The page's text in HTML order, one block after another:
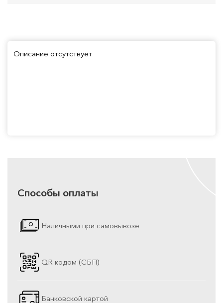
Описание отсутствует
Способы оплаты
Наличными при самовывозе
QR кодом (СБП)
Банковской картой